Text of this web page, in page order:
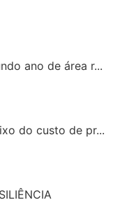
ano de área r...
do custo de pr...